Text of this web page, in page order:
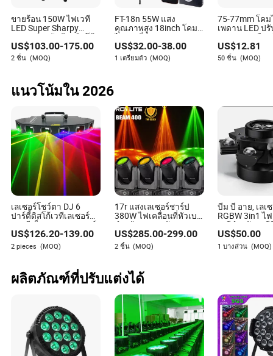
Kylan Hays
ผู้เขียน
ไคลัน เฮย์ส เป็นนักเขียนบทความในอุตสาหกรรมแสง
ความยั่งยืนของซัพพลายเออร์ในอุตสาหกรรมแสงสว่าง
ด้วยความใส่ใจในรายละเอียดและความหลงใหลในความ
รับผิดชอบต่อสิ่งแวดล้อม งานของไคลันจึงเน้นย้ำถึง
ความสำคัญของแนวทางปฏิบัติที่เป็นมิตรต่อสิ่งแวดล้อม
ในภาคส่วนแสงสว่าง
ขายร้อน 150W ไฟเวที
LED Super Sharpy
Beam สำหรับดีเจ ดิสโก้
คลับ งานแต่งงาน โรง
ละคร โบสถ์ การแสดง
งานอีเวนต์พร้อมวงแหวน
US$103.00-175.00
2 ชิ้น (MOQ)
FT-18n 55W แสง
คุณภาพสูง 18inch โคม
ไฟเซลฟี่ LED รูปวงแหวน
โคมไฟความงามพร้อม
ขาตั้งขาตั้ง 3 ที่ยึด
โทรศัพท์สำหรับวิดีโอ
US$32.00-38.00
1 เตรียมตัว (MOQ)
75-77mm โค
เพดาน LED ป
วงแหวนเคลือ
ปรับความสว่า
ง่ายสำหรับกา
ภายในสมัยใหม่
US$12.81
50 ชิ้น (MOQ)
แนวโน้มใน 2026
เลเซอร์โชว์ตา DJ 6
ปาร์ตี้ดิสโก้เวทีเลเซอร์
แสงสีเต็มรูปแบบเลเซอร์
แสงสำหรับคลับบาร์งาน
เลเซอร์สำหรับไนท์คลับ
US$126.20-139.00
2 pieces (MOQ)
17r แสงเลเซอร์ชาร์ป
380W ไฟเคลื่อนที่หัวเบา
สำหรับ KTV คลับ งาน
แต่งงาน ไฟดิสโก้
US$285.00-299.00
2 ชิ้น (MOQ)
บีม บี อาย, เลเ
RGBW 3in1 ไ
เวทีสำหรับเค
คลับ คาราโอเ
โก้
US$50.00
1 บางส่วน (MOQ)
ผลิตภัณฑ์ที่ปรับแต่งได้